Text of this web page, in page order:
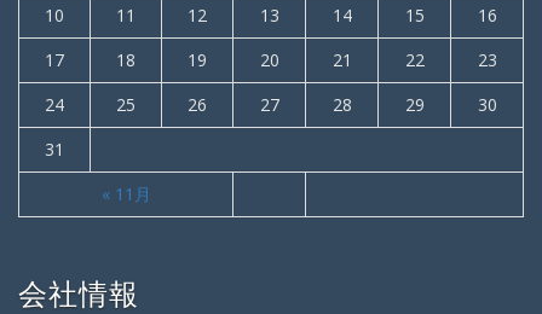
« 11月
10
11 12 13 14 15
16
17
18 19 20 21 22
23
24
25 26 27 28 29
30
31
会社情報